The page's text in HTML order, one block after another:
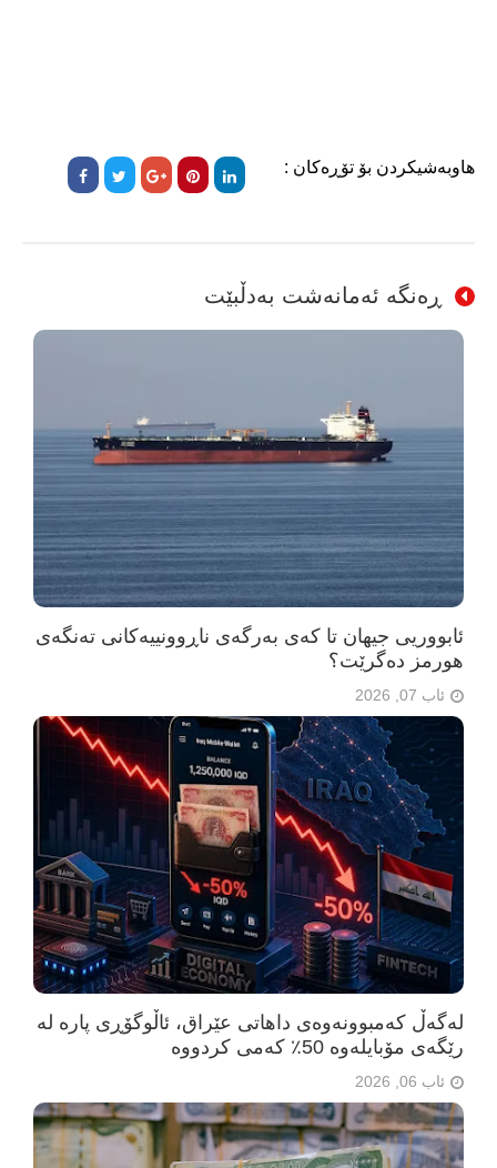
هاوبەشیکردن بۆ تۆڕەکان :
ڕەنگە ئەمانەشت بەدڵبێت
ئابووریی جیهان تا کەی بەرگەی ناڕوونییەکانی تەنگەی
هورمز دەگرێت؟
ئاب 07, 2026
لەگەڵ کەمبوونەوەی داهاتی عێراق، ئاڵوگۆڕی پارە لە
رێگەی مۆبایلەوە 50٪ کەمی کردووە
ئاب 06, 2026